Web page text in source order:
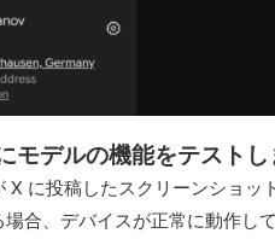
モデルの機能をテストし
X に投稿したスクリーンショ
場合、デバイスが正常に動作し